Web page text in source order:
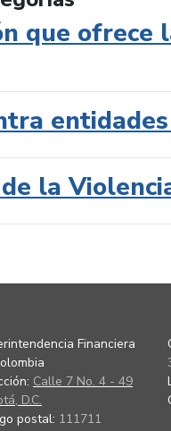
que ofrece
la
Financiera
Calle 7 No. 4 - 49
D.C.
postal: 111711